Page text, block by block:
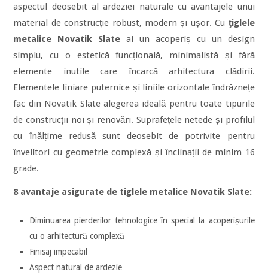
aspectul deosebit al ardeziei naturale cu avantajele unui
material de construcție robust, modern și ușor. Cu ţiglele
metalice Novatik Slate ai un acoperiș cu un design
simplu, cu o estetică funcțională, minimalistă și fără
elemente inutile care încarcă arhitectura clădirii.
Elementele liniare puternice și liniile orizontale îndrăznețe
fac din Novatik Slate alegerea ideală pentru toate tipurile
de construcții noi și renovări. Suprafețele netede și profilul
cu înălțime redusă sunt deosebit de potrivite pentru
învelitori cu geometrie complexă și înclinații de minim 16
grade.
8 avantaje asigurate de tiglele metalice Novatik Slate:
Diminuarea pierderilor tehnologice în special la acoperișurile
cu o arhitectură complexă
Finisaj impecabil
Aspect natural de ardezie